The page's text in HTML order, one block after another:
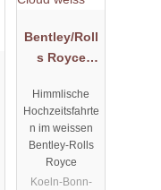
Bentley/Roll
s Royce
weiss
Himmlische
Hochzeitsfahrte
n im weissen
Bentley-Rolls
Royce
Koeln-Bonn-